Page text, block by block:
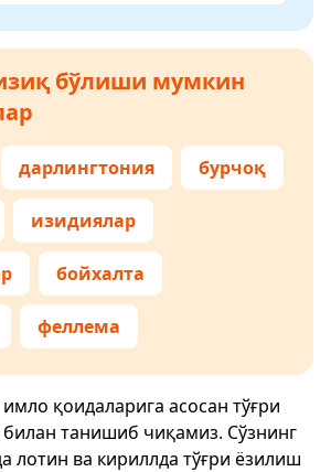
бўлиши мумкин
дарлингтония бурчоқ
изидиялар
бойхалта
феллема
қоидаларига асосан тўғри
танишиб чиқамиз. Сўзнинг
лотин ва кириллда тўғри ёзилиш